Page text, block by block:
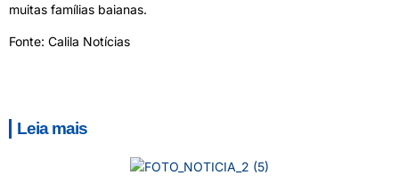
muitas famílias baianas.
Fonte: Calila Notícias
Leia mais